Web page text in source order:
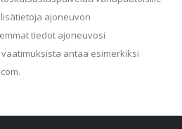
ajoneuvon
tiedot ajoneuvosi
antaa esimerkiksi